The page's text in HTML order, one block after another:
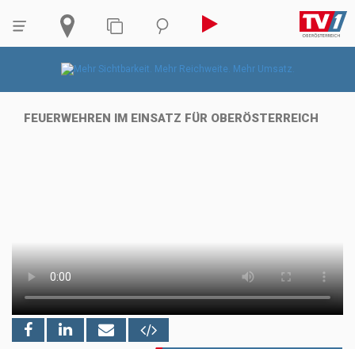
FEUERWEHREN IM EINSATZ FÜR OBERÖSTERREICH